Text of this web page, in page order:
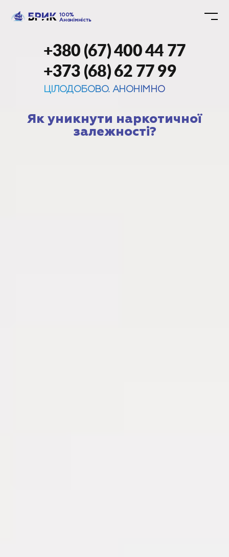
100%
Анонімність
+380 (67) 400 44 77
+373 (68) 62 77 99
ЦІЛОДОБОВО. АНОНІМНО
Як уникнути наркотичної
залежності?